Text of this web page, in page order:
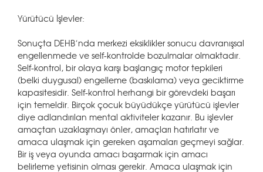
Yürütücü İşlevler:
Sonuçta DEHB’nda merkezi eksiklikler sonucu davranışsal
engellenmede ve self-kontrolde bozulmalar olmaktadır.
Self-kontrol, bir olaya karşı başlangıç motor tepkileri
(belki duygusal) engelleme (baskılama) veya geciktirme
kapasitesidir. Self-kontrol herhangi bir görevdeki başarı
için temeldir. Birçok çocuk büyüdükçe yürütücü işlevler
diye adlandırılan mental aktiviteler kazanır. Bu işlevler
amaçtan uzaklaşmayı önler, amaçları hatırlatır ve
amaca ulaşmak için gereken aşamaları geçmeyi sağlar.
Bir iş veya oyunda amacı başarmak için amacı
belirleme yetisinin olması gerekir. Amaca ulaşmak için